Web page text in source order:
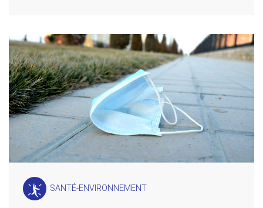
SANTÉ-ENVIRONNEMENT